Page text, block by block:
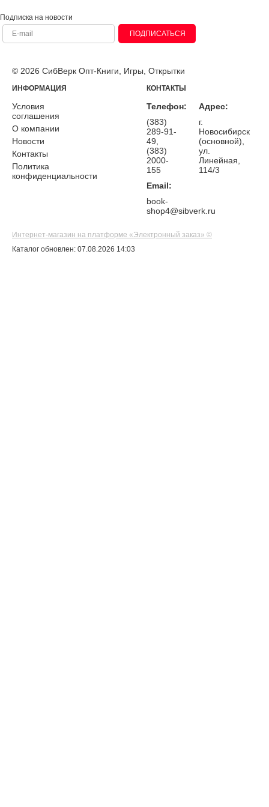
Подписка на новости
ПОДПИСАТЬСЯ
© 2026 СибВерк Опт-Книги, Игры, Открытки
ИНФОРМАЦИЯ
Условия
соглашения
О компании
Новости
Контакты
Политика
конфиденциальности
КОНТАКТЫ
Телефон:
(383)
289-91-
49,
(383)
2000-
155
Email:
book-
shop4@sibverk.ru
Адрес:
г.
Новосибирск
(основной),
ул.
Линейная,
114/3
Интернет-магазин на платформе «Электронный заказ» ©
Каталог обновлен: 07.08.2026 14:03